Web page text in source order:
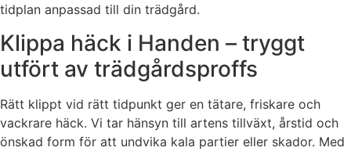
tidplan anpassad till din trädgård.
Klippa häck i Handen – tryggt
utfört av trädgårdsproffs
Rätt klippt vid rätt tidpunkt ger en tätare, friskare och
vackrare häck. Vi tar hänsyn till artens tillväxt, årstid och
önskad form för att undvika kala partier eller skador. Med